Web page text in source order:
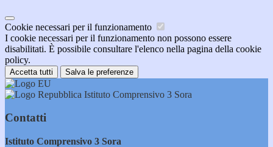
Cookie necessari per il funzionamento
I cookie necessari per il funzionamento non possono essere
disabilitati. È possibile consultare l'elenco nella pagina della cookie
policy.
Accetta tutti Salva le preferenze
Istituto Comprensivo 3 Sora
Contatti
Istituto Comprensivo 3 Sora